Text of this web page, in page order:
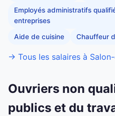
Employés administratifs
entreprises
Aide de cuisine Chauffeur
→ Tous les salaires à
Ouvriers non
publics et du